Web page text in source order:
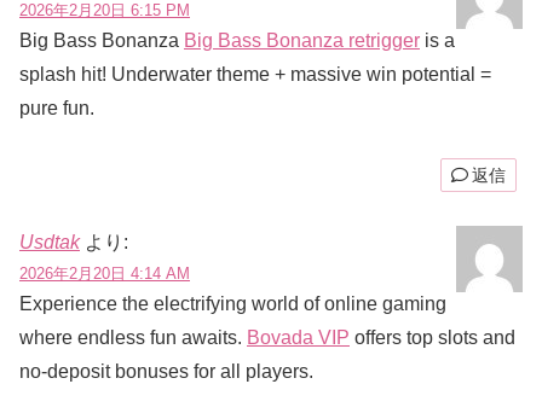
2026年2月20日 6:15 PM
Big Bass Bonanza Big Bass Bonanza retrigger is a
splash hit! Underwater theme + massive win potential =
pure fun.
返信
Usdtak より:
2026年2月20日 4:14 AM
Experience the electrifying world of online gaming
where endless fun awaits. Bovada VIP offers top slots and
no-deposit bonuses for all players.